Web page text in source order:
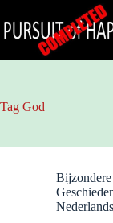
naar
de
Tag God
Bijzondere